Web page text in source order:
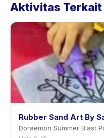
aktivitas di aplikasi.
sebelumnya.
Aktivitas Terkait
Rubber Sand Art By
Doraemon Summer Blast